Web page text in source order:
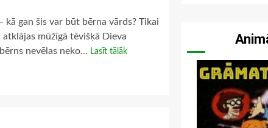
kā gan šis var būt bērna vārds? Tikai
atklājas mūžīgā tēvišķā Dieva
nevēlas neko... Lasīt tālāk